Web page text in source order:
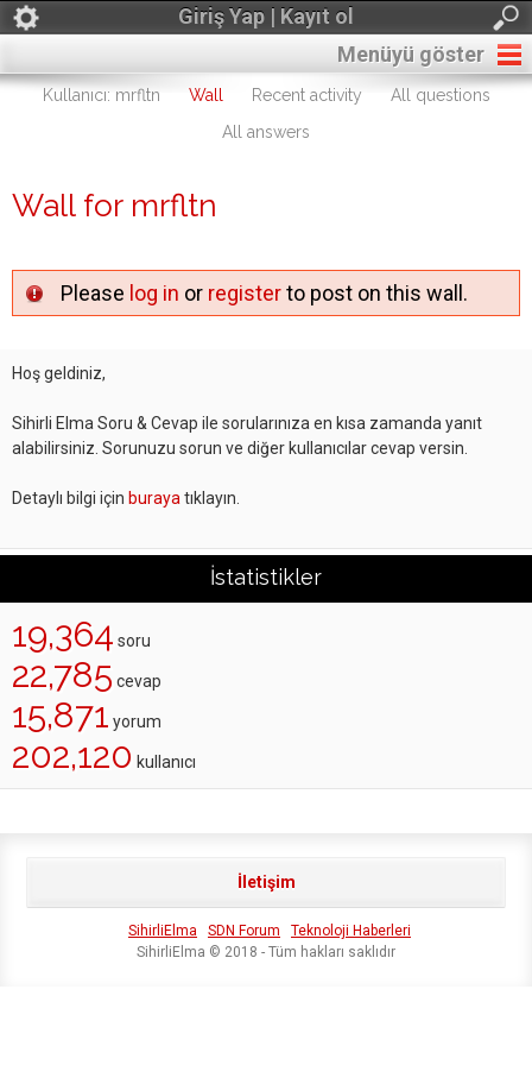
Giriş Yap | Kayıt ol
Menüyü göster
Kullanıcı: mrfltn Wall Recent activity
All questions
All answers
Wall for mrfltn
Please log in or registerto post on this wall.
Hoş geldiniz,
Sihirli Elma Soru & Cevap ile sorularınıza en kısa zamanda yanıt
alabilirsiniz. Sorunuzu sorun ve diğer kullanıcılar cevap versin.
Detaylı bilgi için buraya tıklayın.
İstatistikler
19,364 soru
22,785 cevap
15,871 yorum
202,120 kullanıcı
İletişim
SihirliElma SDN Forum
Teknoloji Haberleri
SihirliElma © 2018 - Tüm hakları saklıdır